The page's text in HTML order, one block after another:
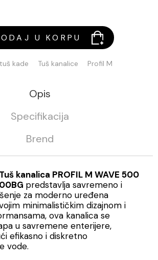
U KORPU
kade Tuš kanalice Profil M
Opis
Specifikacija
Brend
Tuš kanalica PROFIL M WAVE 500
predstavlja savremeno i
za moderno uređena
minimalističkim dizajnom i
ova kanalica se
u savremene enterijere,
efikasno i diskretno
vode.